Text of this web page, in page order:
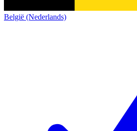
België (Nederlands)